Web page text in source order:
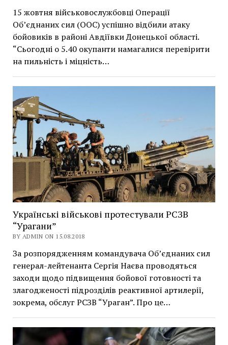
15 жовтня військовослужбовці Операції
Об’єднаних сил (ООС) успішно відбили атаку
бойовиків в районі Авдіївки Донецької області.
“Сьогодні о 5.40 окупанти намагалися перевірити
на пильність і міцність…
Українські військові протестували РСЗВ
“Урагани”
BY ADMIN ON 15.08.2018
За розпорядженням командувача Об’єднаних сил
генерал-лейтенанта Сергія Наєва проводяться
заходи щодо підвищення бойової готовності та
злагодженості підрозділів реактивної артилерії,
зокрема, обслуг РСЗВ “Ураган”. Про це…